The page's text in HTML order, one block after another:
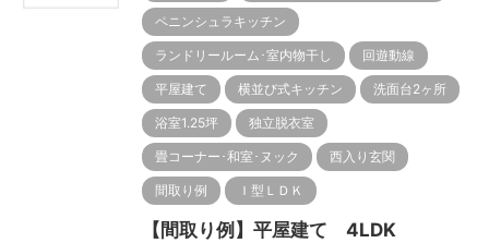
ペニンシュラキッチン
ランドリールーム･室内物干し 回遊動線
平屋建て 横並び式キッチン 洗面台2ヶ所
浴室1.25坪 独立脱衣室
畳コーナー･和室･ヌック 西入り玄関
間取り例 Ｉ型ＬＤＫ
【間取り例】平屋建て 4LDK